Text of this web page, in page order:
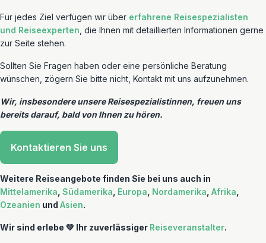
Für jedes Ziel verfügen wir über erfahrene Reisespezialisten
und Reiseexperten , die Ihnen mit detaillierten Informationen gerne
zur Seite stehen.
Sollten Sie Fragen haben oder eine persönliche Beratung
wünschen, zögern Sie bitte nicht, Kontakt mit uns aufzunehmen.
Wir, insbesondere unsere Reisespezialistinnen, freuen uns
bereits darauf, bald von Ihnen zu hören.
Kontaktieren Sie uns
Weitere Reiseangebote finden Sie bei uns auch in
Mittelamerika Südamerika Europa Nordamerika Afrika
Ozeanien und Asien.
Wir sind erlebe 💚 Ihr zuverlässiger Reiseveranstalter.